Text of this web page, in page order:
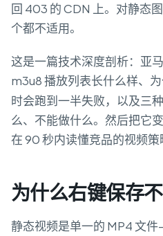
回 403 的 CDN 上。对静态
个都不适用。
这是一篇技术深度剖析：亚
m3u8 播放列表长什么样、
时会跑到一半失败，以及三
么、不能做什么。然后把它
在 90 秒内读懂竞品的视频策
为什么右键保存
静态视频是单一的 MP4 文